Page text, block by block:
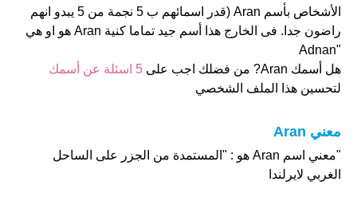
الأشخاص بأسم Aran (قدر اسمائهم ب 5 نجمة من 5 يبدو انهم
راضون جدا. فى الخارج هذا أسم جيد تماما كنية Aran هو او هي
"Adnan
هل أسمك Aran? من فضلك اجب على
5 اسئلة عن أسمك
لتحسين هذا الملف الشخصي
معني Aran
"معني اسم Aran هو : "المستمدة من الجزر على الساحل
الغربي لايرلندا